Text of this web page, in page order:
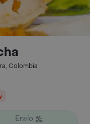
Colombia
Envío